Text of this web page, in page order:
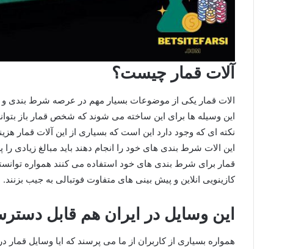
آلات قمار چیست؟
الات قمار یکی از موضوعات بسیار مهم در عرصه شرط بندی و
این وسیله ها برای این ساخته می شوند که شخص قمار باز
نکته ای که وجود دارد این است که بسیاری از این آلات قمار
این الات شرط بندی های خود را انجام دهند باید مبالغ زیادی
قمار برای شرط بندی های خود استفاده می کنند همواره
کازینویی انلاین و پیش بینی های متفاوت فوتبالی به جیب بزنند.
این وسایل در ایران هم قابل
همواره بسیاری از کاربران از ما می پرسند که ایا وسایل